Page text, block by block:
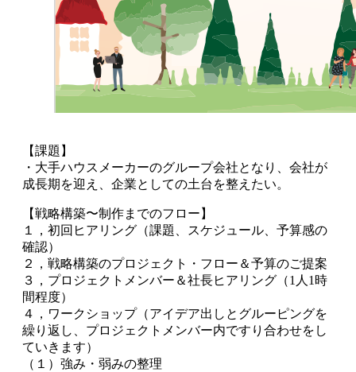
【課題】
・大手ハウスメーカーのグループ会社となり、会社が
成長期を迎え、企業としての土台を整えたい。
【戦略構築〜制作までのフロー】
１，初回ヒアリング（課題、スケジュール、予算感の
確認）
２，戦略構築のプロジェクト・フロー＆予算のご提案
３，プロジェクトメンバー＆社長ヒアリング（1人1時
間程度）
４，ワークショップ（アイデア出しとグルーピングを
繰り返し、プロジェクトメンバー内ですり合わせをし
ていきます）
（１）強み・弱みの整理